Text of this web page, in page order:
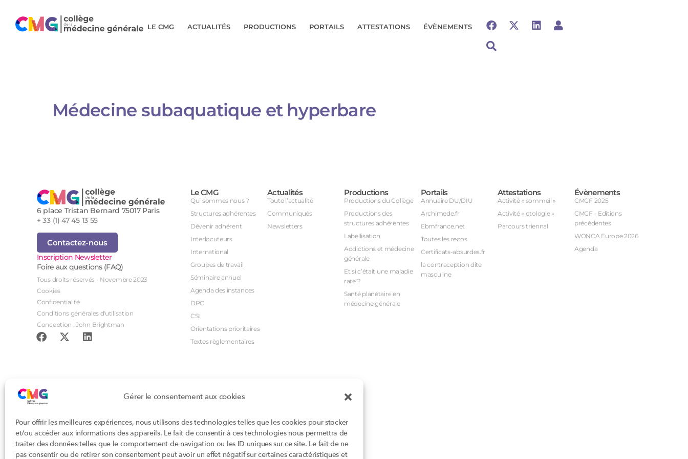
Gérer le consentement aux cookies
Pour offrir les meilleures expériences, nous utilisons des technologies telles que les cookies pour stocker
et/ou accéder aux informations des appareils. Le fait de consentir à ces technologies nous permettra de
traiter des données telles que le comportement de navigation ou les ID uniques sur ce site. Le fait de ne
pas consentir ou de retirer son consentement peut avoir un effet négatif sur certaines caractéristiques et
LE CMG ACTUALITÉS PRODUCTIONS PORTAILS ATTESTATIONS ÉVÈNEMENTS
Médecine subaquatique et hyperbare​​
6 place Tristan Bernard 75017 Paris
+ 33 (1) 47 45 13 55
Contactez-nous
Inscription Newsletter
Foire aux questions (FAQ)
Tous droits réservés - Novembre 2023
Cookies
Confidentialité
Conditions générales d'utilisation
Conception : John Brightman
Le CMG
Qui sommes nous ?
Structures adhérentes
Dévenir adhérent
Interlocuteurs
International
Groupes de travail
Séminaire annuel
Agenda des instances
DPC
CSI
Orientations prioritaires
Textes règlementaires
Actualités
Toute l’actualité
Communiqués
Newsletters
Productions
Productions du Collège
Productions des
structures adhérentes
Labellisation
Addictions et médecine
générale
Et si c’était une maladie
rare ?
Santé planétaire en
médecine générale
Portails
Annuaire DU/DIU
Archimede.fr
Ebmfrance.net
Toutes les recos
Certificats-absurdes.fr
la contraception dite
masculine
Attestations
Activité « sommeil »
Activité « otologie »
Parcours triennal
Évènements
CMGF 2025
CMGF - Editions
précédentes
WONCA Europe 2026
Agenda